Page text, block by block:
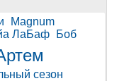
Magnum
ЛаБаф
Боб
сезон